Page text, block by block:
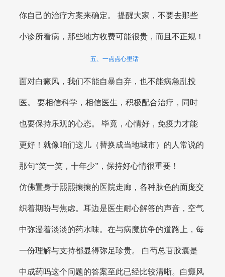
你自己的治疗方案来确定。 提醒大家，不要去那些
小诊所看病，那些地方收费可能很贵，而且不正规！
五、一点点心里话
面对白癜风，我们不能自暴自弃，也不能病急乱投
医。 要相信科学，相信医生，积极配合治疗，同时
也要保持乐观的心态。 毕竟，心情好，免疫力才能
更好！就像咱们这儿（替换成当地城市）的人常说的
那句“笑一笑，十年少”，保持好心情很重要！
仿佛置身于熙熙攘攘的医院走廊，各种肤色的面庞交
织着期盼与焦虑。耳边是医生耐心解答的声音，空气
中弥漫着淡淡的药水味。在与病魔抗争的道路上，每
一份理解与支持都显得弥足珍贵。 白芍总苷胶囊是
中成药吗这个问题的答案至此已经比较清晰。白癜风